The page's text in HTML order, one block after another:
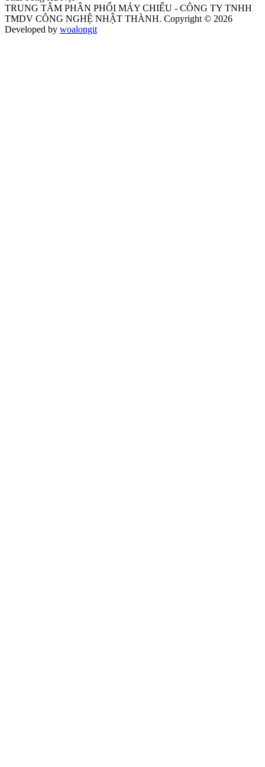
TRUNG TÂM PHÂN PHỐI MÁY CHIẾU - CÔNG TY TNHH
TMDV CÔNG NGHỆ NHẬT THÀNH. Copyright © 2026
Developed by woalongit